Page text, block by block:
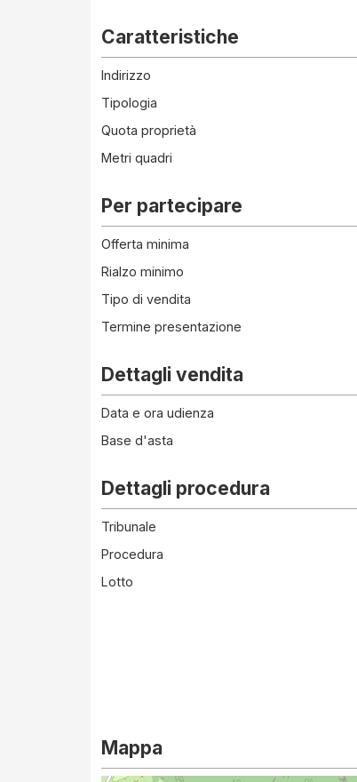
Caratteristiche
Indirizzo
Tipologia
Quota proprietà
Metri quadri
Per partecipare
Offerta minima
Rialzo minimo
Tipo di vendita
Termine presentazione
Dettagli vendita
Data e ora udienza
Base d'asta
Dettagli procedura
Tribunale
Procedura
Lotto
Mappa